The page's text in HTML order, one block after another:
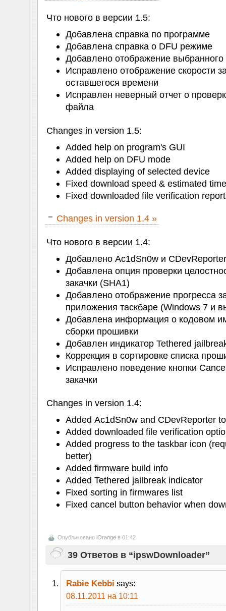
Что нового в версии 1.5:
Добавлена справка по программе
Добавлена справка о DFU режиме
Добавлено отображение выбранного
Исправлено отображение скорости
оставшегося времени
Исправлен неверный отчет о
файла
Changes in version 1.5:
Added help on program's GUI
Added help on DFU mode
Added displaying of selected device
Fixed download speed & estimated
Fixed downloaded file verification report
Changes in version 1.4 »
Что нового в версии 1.4:
Добавлено Ac1dSn0w и
Добавлена опция проверки
закачки (SHA1)
Добавлено отображение прогресса
приложения таскбаре (Windows 7 и
Добавлена информация о кодовом
сборки прошивки
Добавлен индикатор Tethered
Коррекция в сортировке списка
Исправлено поведение кнопки
закачки
Changes in version 1.4:
Added Ac1dSn0w and CDevReporter
Added downloaded file verification
Added progress to the taskbar icon
better)
Added firmware build info
Added Tethered jailbreak indicator
Fixed sorting in firmwares list
Fixed cancel button behavior when
Опубликовано iOrangeв 01:42
39 Ответов в “ipswDownloader”
Rabie Kebbi says:
08.11.2011 на 10:11